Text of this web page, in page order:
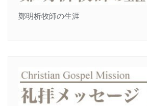
鄭明析牧師の生涯